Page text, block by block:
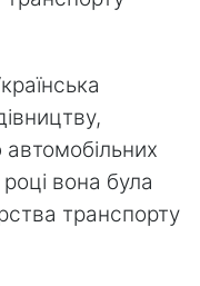
вона була
транспорту